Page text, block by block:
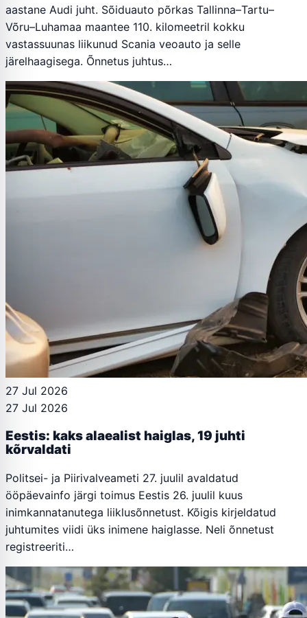
aastane Audi juht. Sõiduauto põrkas Tallinna–Tartu–
Võru–Luhamaa maantee 110. kilomeetril kokku
vastassuunas liikunud Scania veoauto ja selle
järelhaagisega. Õnnetus juhtus…
27 Jul 2026
27 Jul 2026
Eestis: kaks alaealist haiglas, 19 juhti
kõrvaldati
Politsei- ja Piirivalveameti 27. juulil avaldatud
ööpäevainfo järgi toimus Eestis 26. juulil kuus
inimkannatanutega liiklusõnnetust. Kõigis kirjeldatud
juhtumites viidi üks inimene haiglasse. Neli õnnetust
registreeriti…